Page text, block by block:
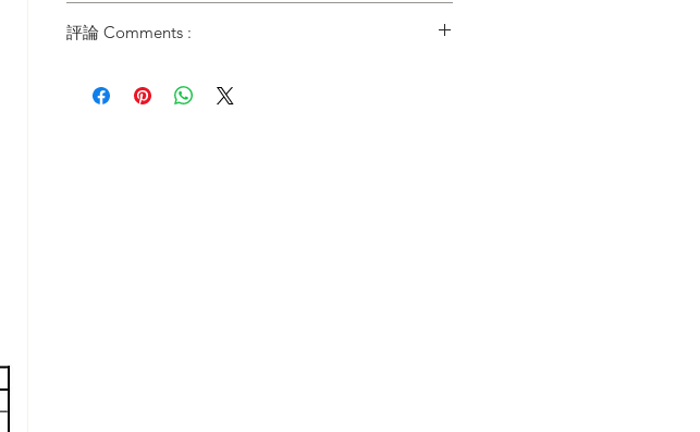
DOMESTIC HELPER
Chinese Zodiac 生肖 :
評論 Comments :